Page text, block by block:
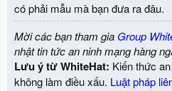
có phải mẫu mà bạn đưa ra đâu.
Mời các bạn tham gia Group
nhật tin tức an ninh mạng hàng
Lưu ý từ WhiteHat: Kiến thức
không làm điều xấu. Luật pháp